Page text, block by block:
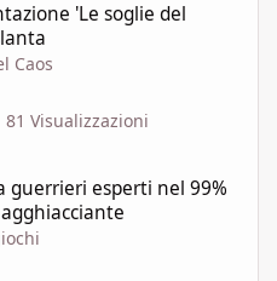
'Le soglie del
Caos
81 Visualizzazioni
esperti nel 99%